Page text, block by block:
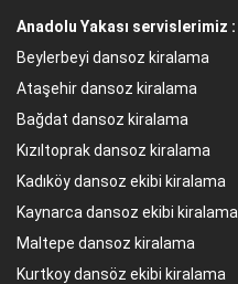
Anadolu Yakası servislerimiz :
Beylerbeyi dansoz kiralama
Ataşehir dansoz kiralama
Bağdat dansoz kiralama
Kızıltoprak dansoz kiralama
Kadıköy dansoz ekibi kiralama
Kaynarca dansoz ekibi kiralama
Maltepe dansoz kiralama
Kurtkoy dansöz ekibi kiralama